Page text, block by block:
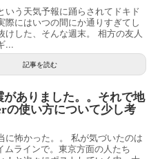
いう天気予報に踊らされてドキド
際にはいつの間にか通りすぎてし
けした、そんな週末。 相方の友人
...
記事を読む
がありました。。それで地
の使い方について少し考
に怖かった。。 私が気づいたのは
ムラインで。東京方面の人たち